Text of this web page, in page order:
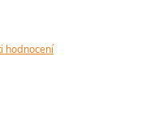
hodnocení